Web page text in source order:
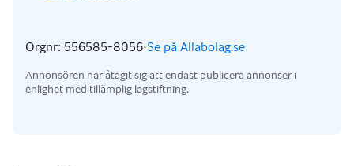
Orgnr: 556585-8056·Se på Allabolag.se
,
Annonsören har åtagit sig att endast publicera annonser i
enlighet med tillämplig lagstiftning.